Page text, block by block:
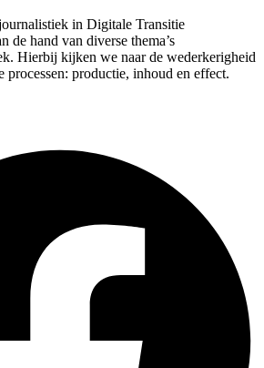
in Digitale Transitie
de hand van diverse thema’s
Hierbij kijken we naar de wederkerigheid
processen: productie, inhoud en effect.